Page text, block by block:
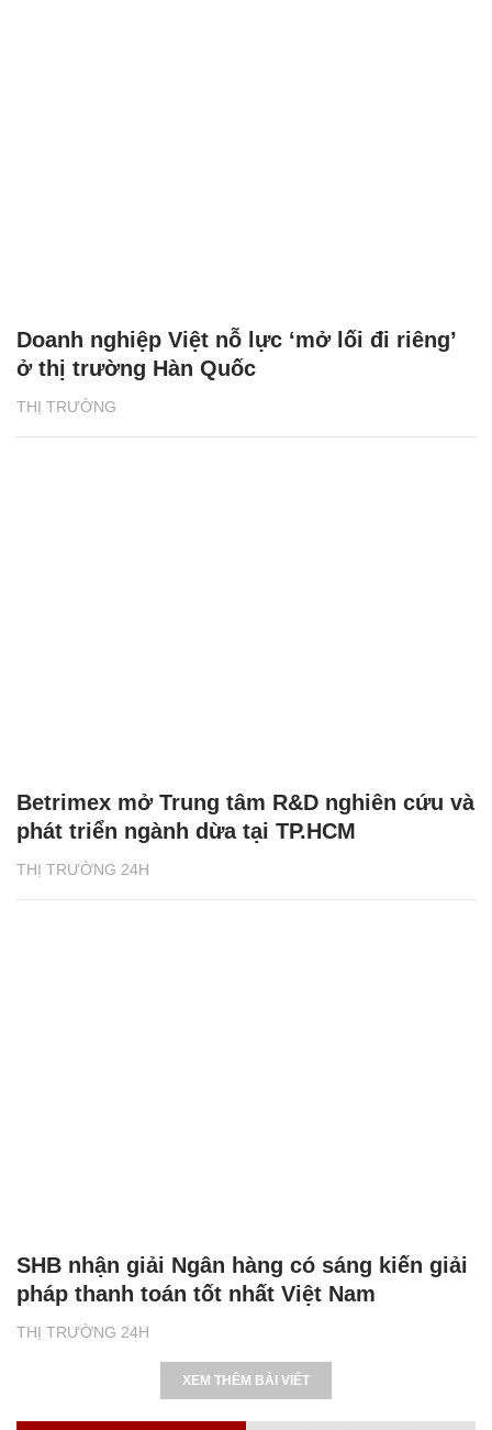
THỊ TRƯỜNG
Doanh nghiệp Việt nỗ lực ‘mở lối đi riêng’
ở thị trường Hàn Quốc
THỊ TRƯỜNG 24H
Betrimex mở Trung tâm R&D nghiên cứu và
phát triển ngành dừa tại TP.HCM
THỊ TRƯỜNG 24H
SHB nhận giải Ngân hàng có sáng kiến giải
pháp thanh toán tốt nhất Việt Nam
XEM THÊM BÀI VIẾT